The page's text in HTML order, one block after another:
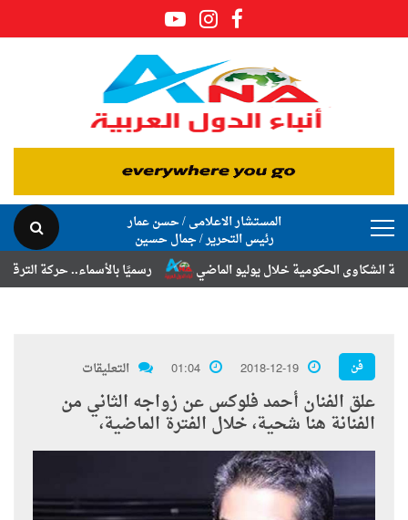
المستشار الاعلامى / حسن عمار
رئيس التحرير / جمال حسين
رسميًا بالأسماء.. حركة الترقيات
الحكومية خلال يوليو الماضي
فن 2018-12-19
01:04 التعليقات
علق الفنان أحمد فلوكس عن زواجه الثاني من
الفنانة هنا شحية، خلال الفترة الماضية،